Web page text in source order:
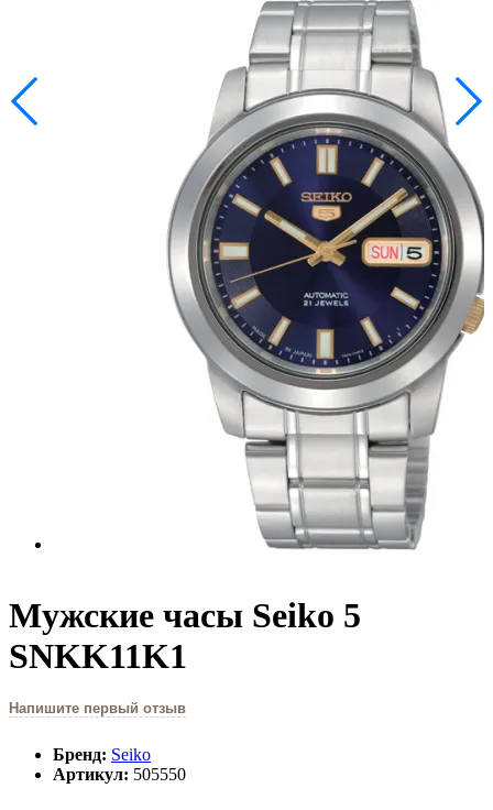
Мужские часы Seiko 5
SNKK11K1
Напишите первый отзыв
Бренд: Seiko
Артикул: 505550